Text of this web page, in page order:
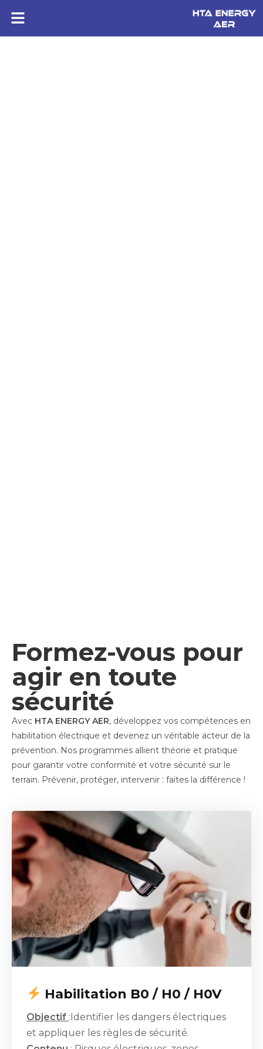
Formez-vous pour
agir en toute
sécurité
Avec HTA ENERGY AER, développez vos compétences en
habilitation électrique et devenez un véritable acteur de la
prévention. Nos programmes allient théorie et pratique
pour garantir votre conformité et votre sécurité sur le
terrain. Prévenir, protéger, intervenir : faites la différence !
Habilitation B0 / H0 / H0V
Objectif :Identifier les dangers électriques
et appliquer les règles de sécurité.